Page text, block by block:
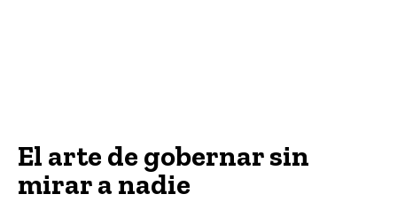
El arte de gobernar sin
mirar a nadie